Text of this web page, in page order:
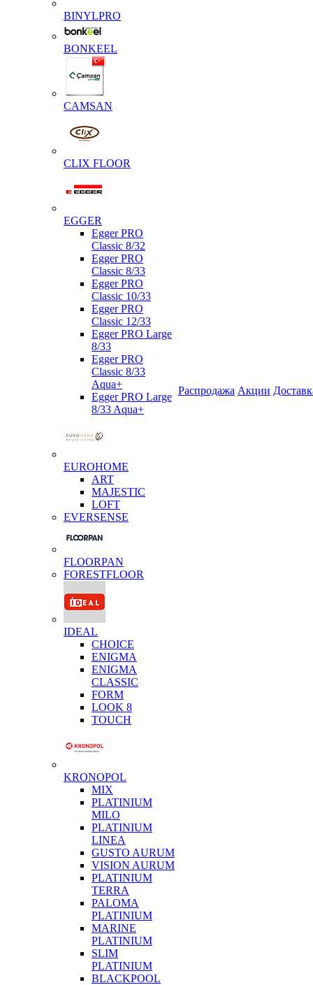
BINYLPRO
BONKEEL
CAMSAN
CLIX FLOOR
EGGER
Egger PRO
Classic 8/32
Egger PRO
Classic 8/33
Egger PRO
Classic 10/33
Egger PRO
Classic 12/33
Egger PRO Large
8/33
Egger PRO
Classic 8/33
Aqua+
Egger PRO Large
8/33 Aqua+
EUROHOME
ART
MAJESTIC
LOFT
EVERSENSE
FLOORPAN
FORESTFLOOR
IDEAL
CHOICE
ENIGMA
ENIGMA
CLASSIC
FORM
LOOK 8
TOUCH
KRONOPOL
MIX
PLATINIUM
MILO
PLATINIUM
LINEA
GUSTO AURUM
VISION AURUM
PLATINIUM
TERRA
PALOMA
PLATINIUM
MARINE
PLATINIUM
SLIM
PLATINIUM
BLACKPOOL
Распродажа Акции